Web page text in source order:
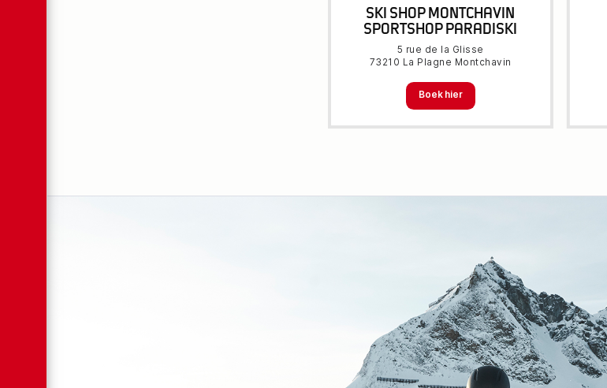
SKI SHOP MONTCHAVIN
SPORTSHOP PARADISKI
5 rue de la Glisse
73210 La Plagne Montchavin
Boek hier